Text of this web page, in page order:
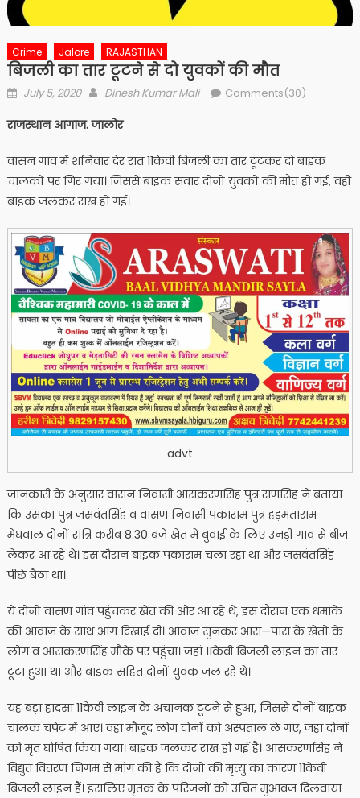
Crime Jalore RAJASTHAN
बिजली का तार टूटने से दो युवकों की मौत
Posted
July 5, 2020 Author
Dinesh Kumar Mali Comments(30)
राजस्थान आगाज. जालोर
वासन गांव में शनिवार देर रात 11केवी बिजली का तार टूटकर दो बाइक
चालकों पर गिर गया। जिससे बाइक सवार दोनों युवकों की मौत हो गई, वहीं
बाइक जलकर राख हो गई।
advt
जानकारी के अनुसार वासन निवासी आसकरणसिंह पुत्र राणसिंह ने बताया
कि उसका पुत्र जसवंतसिंह व वासण निवासी पकाराम पुत्र हड़मताराम
मेघवाल दोनों रात्रि करीब 8.30 बजे खेत में बुवाई के​ लिए उनड़ी गांव से बीज
लेकर आ रहे थे। इस दौरान बाइक पकाराम चला रहा था और जसवंतसिंह
पीछे बैठा था।
ये दोनों वासण गांव पहुंचकर खेत की ओर आ रहे थे, इस दौरान एक धमाके
की आवाज के साथ आग दिखाई दी। आवाज सुनकर आस—पास के खेतों के
लोग व आसकरणसिंह मौके पर पहुंचा। जहां 11केवी बिजली लाइन का तार
टूटा हुआ था और बाइक सहित दोनों युवक जल रहे थे।
यह बड़ा हादसा 11केवी लाइन के अचानक टूटने से हुआ, जिससे दोनों बाइक
चालक चपेट में आए। वहां मौजूद लोग दोनों को अस्पताल ले गए, जहां दोनों
को मृत घोषित किया गया। बाइक जलकर राख हो गई है। आसकरणसिंह ने
विद्युत वितरण निगम से मांग की है कि दोनों की मृत्यु का कारण 11केवी
बिजली लाइन हैं। इसलिए मृतक के परिजनों को उचित मुआवज दिलवाया